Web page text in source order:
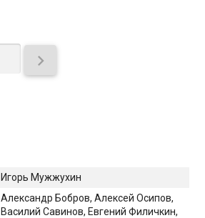

Игорь Мужжухин
Александр Бобров, Алексей Осипов,
Василий Савинов, Евгений Филичкин,